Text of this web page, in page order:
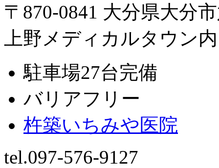
〒870-0841 大分県大分
上野メディカルタウン内
駐車場27台完備
バリアフリー
杵築いちみや医院
tel.097-576-9127